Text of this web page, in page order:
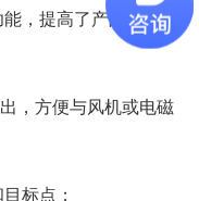
，提高了产品的精度
，方便与风机或电磁
标点；